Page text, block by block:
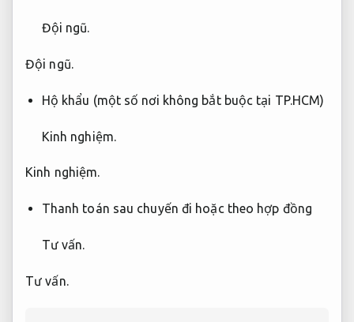
Đội ngũ.
Đội ngũ.
Hộ khẩu (một số nơi không bắt buộc tại TP.HCM)
Kinh nghiệm.
Kinh nghiệm.
Thanh toán sau chuyến đi hoặc theo hợp đồng
Tư vấn.
Tư vấn.